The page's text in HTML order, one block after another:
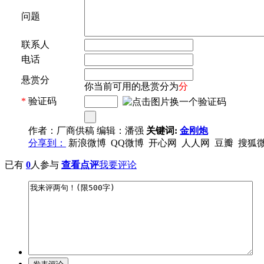
问题
联系人
电话
悬赏分
你当前可用的悬赏分为分
* 验证码
作者：厂商供稿 编辑：潘强 关键词: 金刚炮
分享到：
新浪微博 QQ微博 开心网 人人网 豆瓣 搜狐
已有 0人参与 查看点评我要评论